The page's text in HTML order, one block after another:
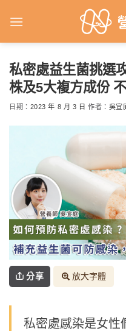
私密處益生菌挑選
株及5大複方成份
日期： 2023 年 8 月 3 日 作者： 吳宜
分享 放大字體
私密處感染是女性